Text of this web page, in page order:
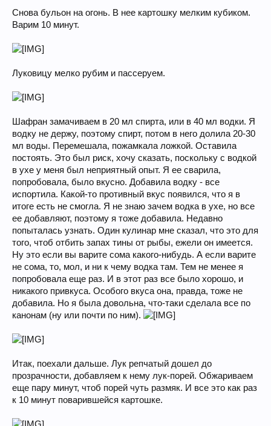
Снова бульон на огонь. В нее картошку мелким кубиком.
Варим 10 минут.
Луковицу мелко рубим и пассеруем.
Шафран замачиваем в 20 мл спирта, или в 40 мл водки. Я
водку не держу, поэтому спирт, потом в него долила 20-30
мл воды. Перемешала, пожамкала ложкой. Оставила
постоять. Это был риск, хочу сказать, поскольку с водкой
в ухе у меня был неприятный опыт. Я ее сварила,
попробовала, было вкусно. Добавила водку - все
испортила. Какой-то противный вкус появился, что я в
итоге есть не смогла. Я не знаю зачем водка в ухе, но все
ее добавляют, поэтому я тоже добавила. Недавно
попыталась узнать. Один кулинар мне сказал, что это для
того, чтоб отбить запах тины от рыбы, ежели он имеется.
Ну это если вы варите сома какого-нибудь. А если варите
не сома, то, мол, и ни к чему водка там. Тем не менее я
попробовала еще раз. И в этот раз все было хорошо, и
никакого привкуса. Особого вкуса она, правда, тоже не
добавила. Но я была довольна, что-таки сделала все по
канонам (ну или почти по ним).
Итак, поехали дальше. Лук репчатый дошел до
прозрачности, добавляем к нему лук-порей. Обжариваем
еще пару минут, чтоб порей чуть размяк. И все это как раз
к 10 минут поварившейся картошке.